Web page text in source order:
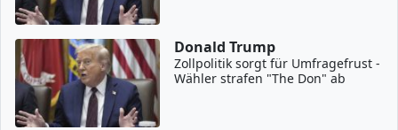
Donald Trump
Zollpolitik sorgt für Umfragefrust -
Wähler strafen "The Don" ab